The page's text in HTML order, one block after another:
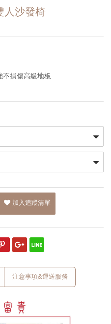
人沙發椅
損傷高級地板
加入追蹤清單
注意事項&運送服務